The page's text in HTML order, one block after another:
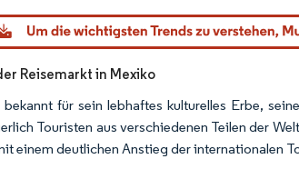
Intelligence. Wiederverwendung erfordert Namensnennung
Reisemarkt in Mexiko
bekannt für sein lebhaftes kulturelles Erbe,
Touristen aus verschiedenen Teilen der
einem deutlichen Anstieg der internationalen